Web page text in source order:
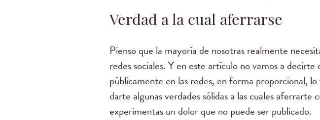
Verdad a la cual aferrarse
Pienso que la mayoría de nosotras realmente
redes sociales. Y en este artículo no vamos a
públicamente en las redes, en forma proporcional,
darte algunas verdades sólidas a las cuales
experimentas un dolor que no puede ser publicado.